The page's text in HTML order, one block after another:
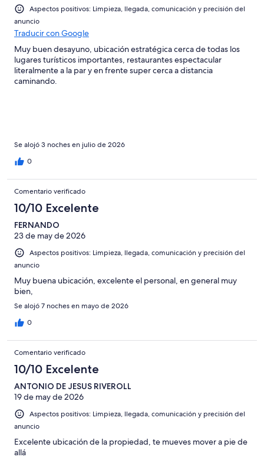
Aspectos positivos: Limpieza, llegada, comunicación y precisión del
anuncio
Traducir con Google
Muy buen desayuno, ubicación estratégica cerca de todas los
lugares turísticos importantes, restaurantes espectacular
literalmente a la par y en frente super cerca a distancia
caminando.
Se alojó 3 noches en julio de 2026
0
Comentario verificado
10/10 Excelente
FERNANDO
23 de may de 2026
Aspectos positivos: Limpieza, llegada, comunicación y precisión del
anuncio
Muy buena ubicación, excelente el personal, en general muy
bien,
Se alojó 7 noches en mayo de 2026
0
Comentario verificado
10/10 Excelente
ANTONIO DE JESUS RIVEROLL
19 de may de 2026
Aspectos positivos: Limpieza, llegada, comunicación y precisión del
anuncio
Excelente ubicación de la propiedad, te mueves mover a pie de
allá